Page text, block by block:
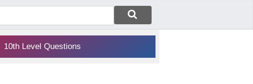
10th Level Questions